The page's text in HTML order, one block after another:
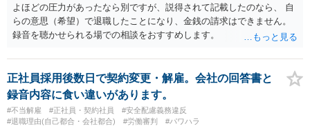
よほどの圧力があったなら別ですが、説得されて記載したのなら、 自
らの意思（希望）で退職したことになり、金銭の請求はできません。
録音を聴かせられる場での相談をおすすめします。
正社員採用後数日で契約変更・解雇。会社の回答書と
録音内容に食い違いがあります。
#不当解雇 #正社員・契約社員
#安全配慮義務違反
#退職理由(自己都合・会社都合)
#労働審判 #パワハラ